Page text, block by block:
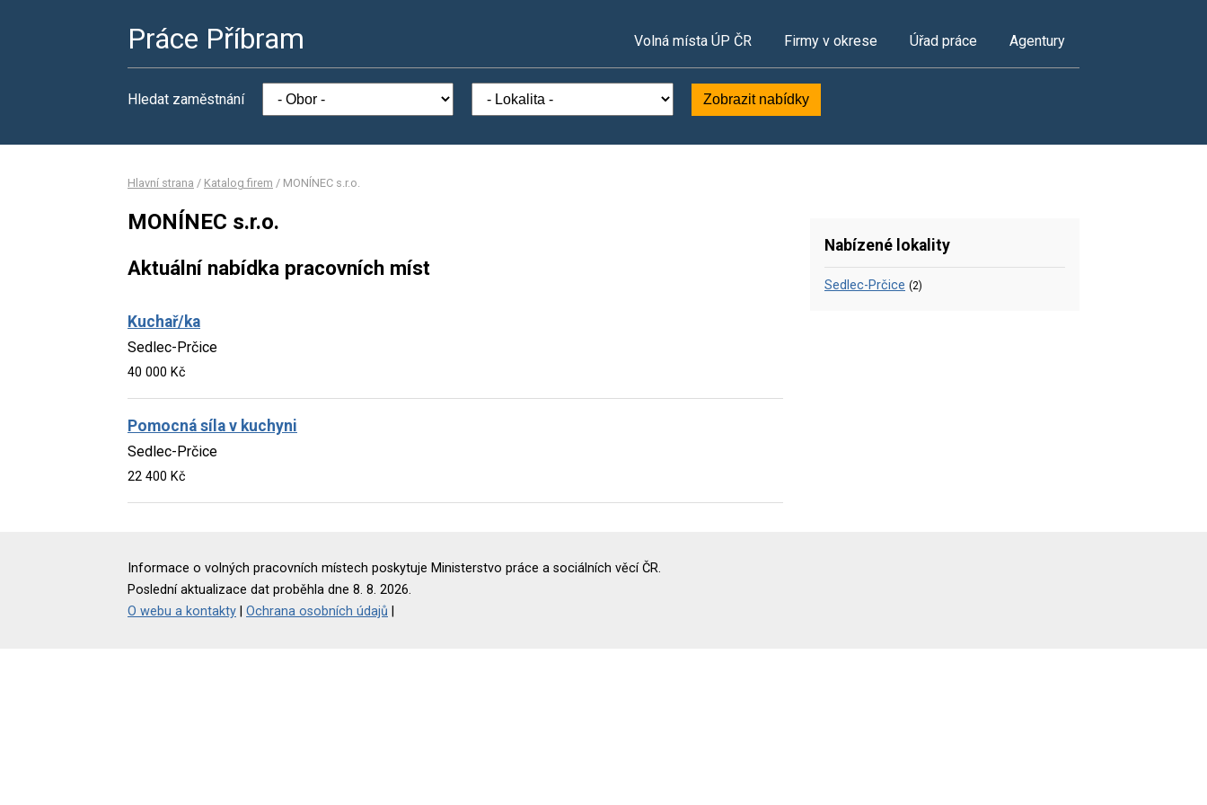
Práce Příbram Volná místa ÚP ČR Firmy v okrese Úřad práce Agentury
Hledat zaměstnání Zobrazit nabídky
Hlavní strana / Katalog firem / MONÍNEC s.r.o.
MONÍNEC s.r.o.
Aktuální nabídka pracovních míst
Kuchař/ka
Sedlec-Prčice
40 000 Kč
Pomocná síla v kuchyni
Sedlec-Prčice
22 400 Kč
Nabízené lokality
Sedlec-Prčice (2)
Informace o volných pracovních místech poskytuje Ministerstvo práce a sociálních věcí ČR.
Poslední aktualizace dat proběhla dne 8. 8. 2026.
O webu a kontakty
Ochrana osobních údajů